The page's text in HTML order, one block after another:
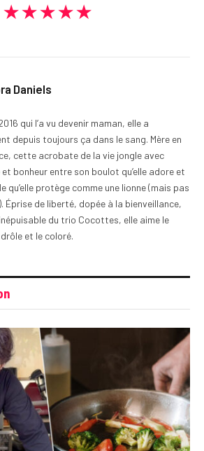
★★★★★
Daniels
qui l’a vu devenir maman, elle a
depuis toujours ça dans le sang. Mère en
cette acrobate de la vie jongle avec
bonheur entre son boulot qu’elle adore et
qu’elle protège comme une lionne (mais pas
Éprise de liberté, dopée à la bienveillance,
du trio Cocottes, elle aime le
et le coloré.